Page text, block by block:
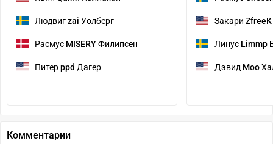
Людвигzai Уолберг
Расмус MISERYФилипсен
Питерppd Дагер
Закари ZfreeK
Линус Limmp
Дэвид Moo
Комментарии